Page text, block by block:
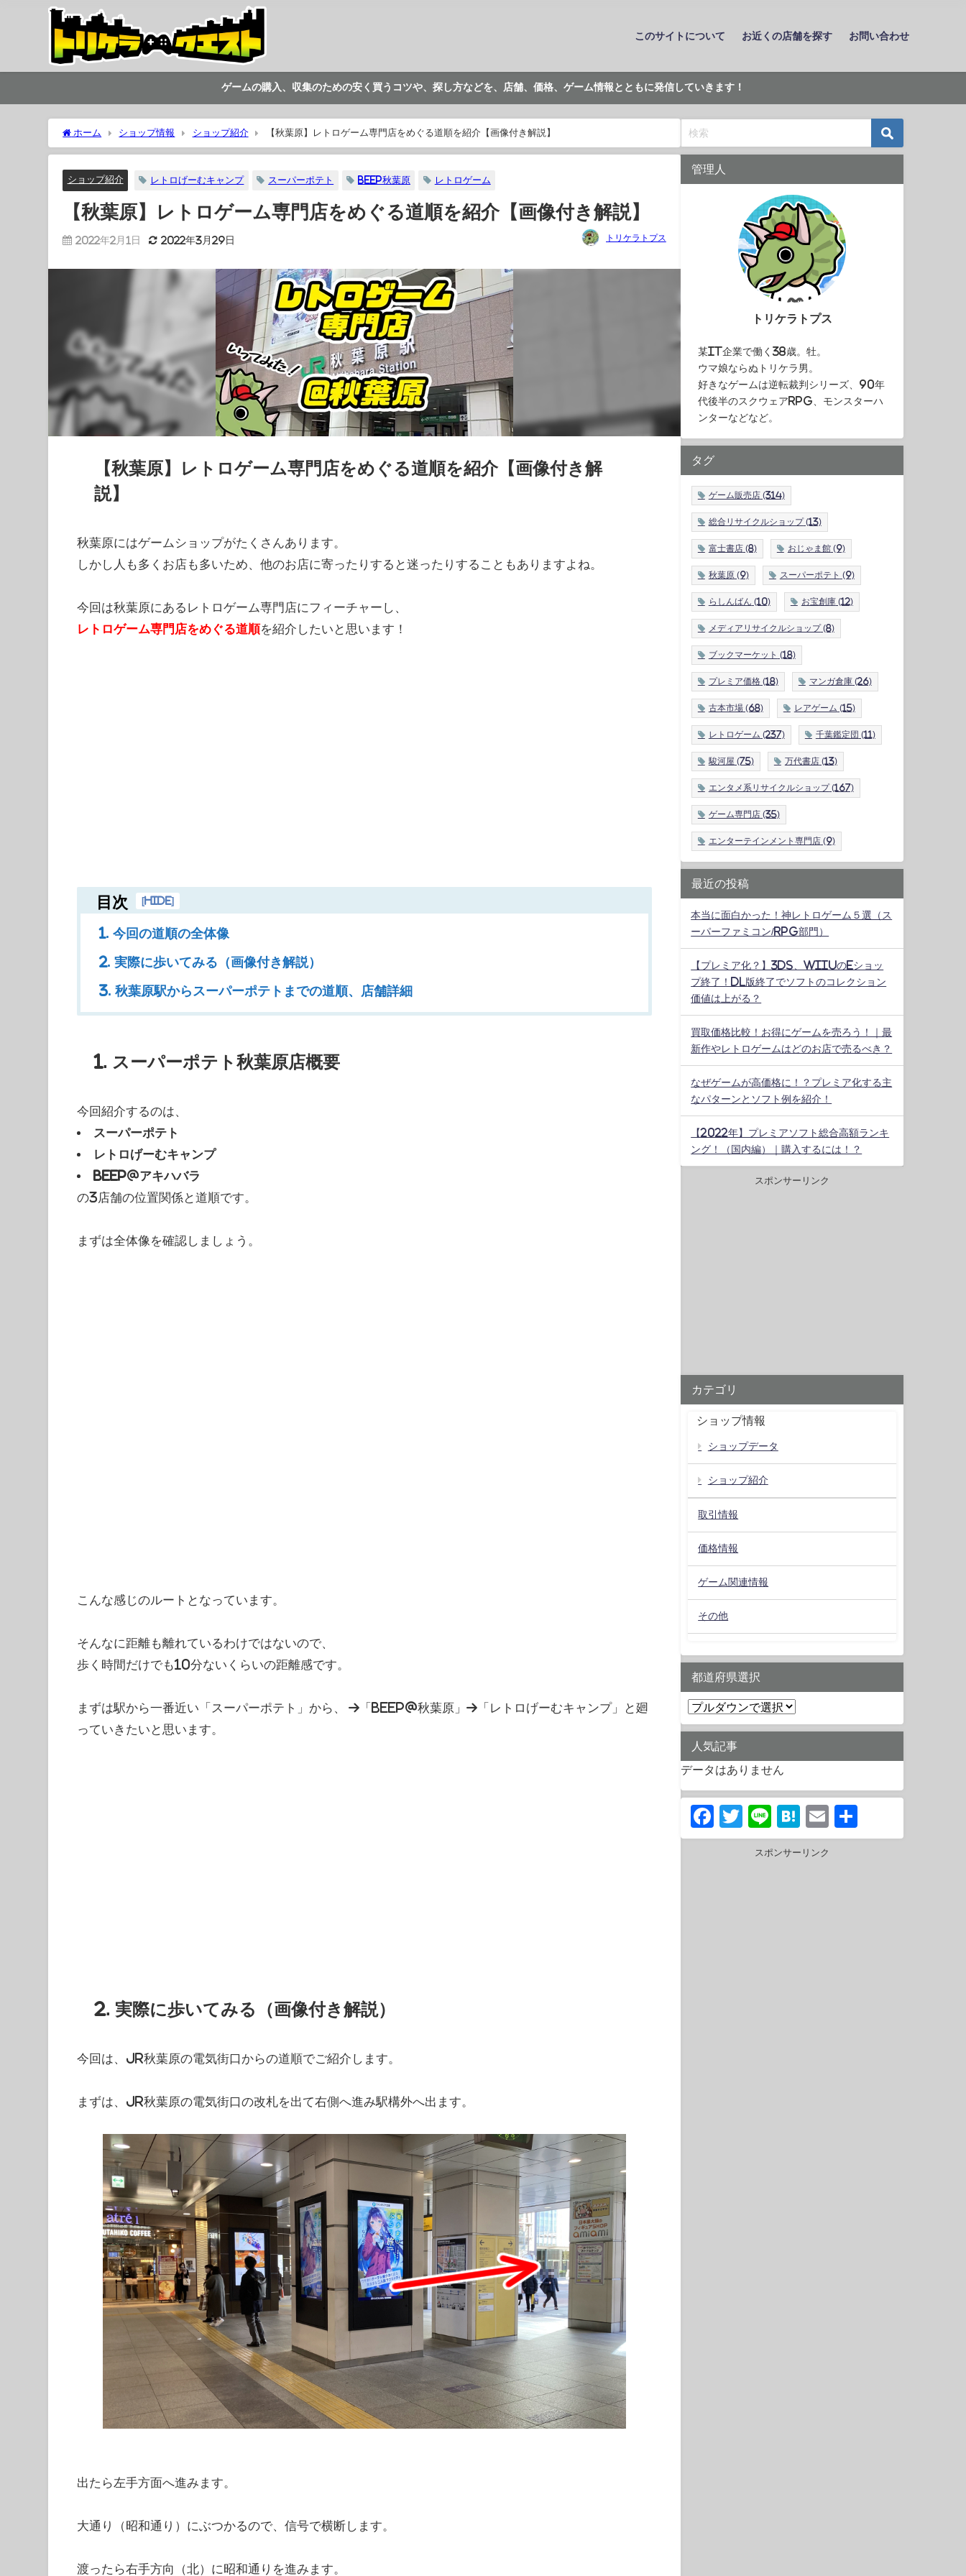
このサイトについて お近くの店舗を探す お問い合わせ
ゲームの購入、収集のための安く買うコツや、探し方などを、店舗、価格、ゲーム情報とともに発信していきます！
ホーム ショップ情報 ショップ紹介 【秋葉原】レトロゲーム専門店をめぐる道順を紹介【画像付き解説】
ショップ紹介 レトロげーむキャンプ スーパーポテト BEEP秋葉原 レトロゲーム
【秋葉原】レトロゲーム専門店をめぐる道順を紹介【画像付き解説】
2022年2月1日 2022年3月29日 トリケラトプス
【秋葉原】レトロゲーム専門店をめぐる道順を紹介【画像付き解
説】
秋葉原にはゲームショップがたくさんあります。
しかし人も多くお店も多いため、他のお店に寄ったりすると迷ったりすることもありますよね。
今回は秋葉原にあるレトロゲーム専門店にフィーチャーし、
レトロゲーム専門店をめぐる道順を紹介したいと思います！
目次 [hide]
1. 今回の道順の全体像
2. 実際に歩いてみる（画像付き解説）
3. 秋葉原駅からスーパーポテトまでの道順、店舗詳細
1. スーパーポテト秋葉原店概要
今回紹介するのは、
スーパーポテト
レトロげーむキャンプ
BEEP@アキハバラ
の3店舗の位置関係と道順です。
まずは全体像を確認しましょう。
こんな感じのルートとなっています。
そんなに距離も離れているわけではないので、
歩く時間だけでも10分ないくらいの距離感です。
まずは駅から一番近い「スーパーポテト」から、 →「BEEP@秋葉原」→「レトロげーむキャンプ」と廻
っていきたいと思います。
2. 実際に歩いてみる（画像付き解説）
今回は、JR秋葉原の電気街口からの道順でご紹介します。
まずは、JR秋葉原の電気街口の改札を出て右側へ進み駅構外へ出ます。
出たら左手方面へ進みます。
大通り（昭和通り）にぶつかるので、信号で横断します。
渡ったら右手方向（北）に昭和通りを進みます。
管理人
トリケラトプス
某IT企業で働く38歳。牡。
ウマ娘ならぬトリケラ男。
好きなゲームは逆転裁判シリーズ、90年
代後半のスクウェアRPG、モンスターハ
ンターなどなど。
タグ
ゲーム販売店 (314)
総合リサイクルショップ(13)
富士書店 (8) おじゃま館(9)
秋葉原 (9) スーパーポテト (9)
らしんばん (10) お宝創庫 (12)
メディアリサイクルショップ(8)
ブックマーケット (18)
プレミア価格(18) マンガ倉庫 (26)
古本市場(68) レアゲーム (15)
レトロゲーム (237) 千葉鑑定団 (11)
駿河屋 (75) 万代書店 (13)
エンタメ系リサイクルショップ(167)
ゲーム専門店 (35)
エンターテインメント専門店 (9)
最近の投稿
本当に面白かった！神レトロゲーム５選（ス
ーパーファミコン/RPG部門）
【プレミア化？】3DS、WiiUのeショッ
プ終了！DL版終了でソフトのコレクション
価値は上がる？
買取価格比較！お得にゲームを売ろう！｜最
新作やレトロゲームはどのお店で売るべき？
なぜゲームが高価格に！？プレミア化する主
なパターンとソフト例を紹介！
【2022年】プレミアソフト総合高額ランキ
ング！（国内編）｜購入するには！？
スポンサーリンク
カテゴリ
ショップ情報
ショップデータ
ショップ紹介
取引情報
価格情報
ゲーム関連情報
その他
都道府県選択
人気記事
データはありません
Facebook
Twitter
LineHatena
Email
有
スポンサーリンク